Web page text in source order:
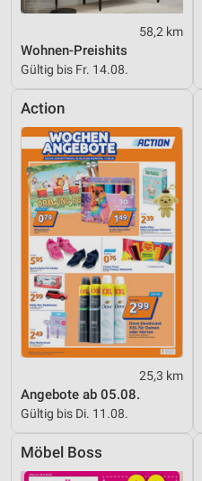
58,2 km
Wohnen-Preishits
Gültig bis Fr. 14.08.
Action
25,3 km
Angebote ab 05.08.
Gültig bis Di. 11.08.
Möbel Boss